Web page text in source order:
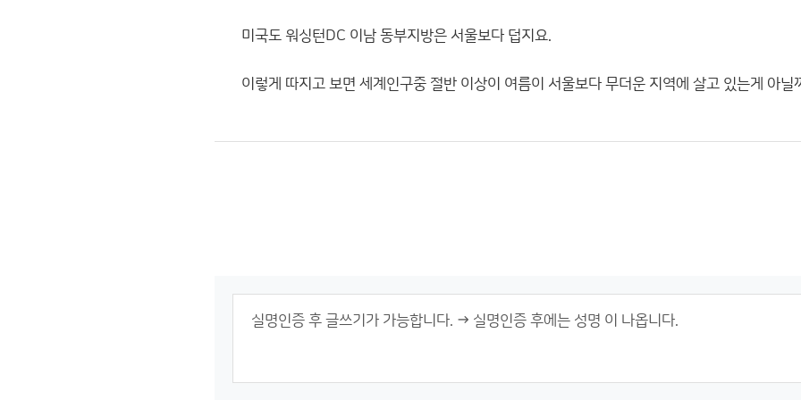
미국도 워싱턴DC 이남 동부지방은 서울보다 덥지요.
이렇게 따지고 보면 세계인구중 절반 이상이 여름이 서울보다 무더운 지역에 살고 있는게 아닐